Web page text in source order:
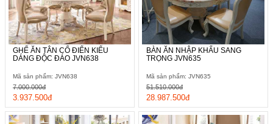
GHẾ ĂN TÂN CỔ ĐIỂN KIỂU
DÁNG ĐỘC ĐÁO JVN638
Mã sản phẩm: JVN638
3.937.500đ
7.000.000đ
BÀN ĂN NHẬP KHẨU SANG
TRỌNG JVN635
Mã sản phẩm: JVN635
28.987.500đ
51.510.000đ